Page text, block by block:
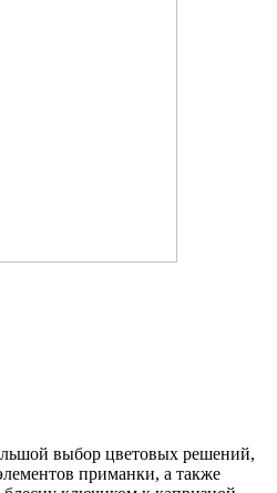
выбор цветовых решений,
приманки, а также